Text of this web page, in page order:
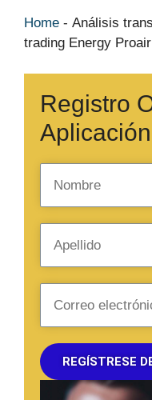
Home - Análisis
trading Energy
Registro
Aplicación
REGÍSTRESE